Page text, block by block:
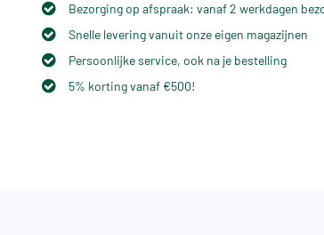
Bezorging op afspraak: vanaf 2 werkdagen
Snelle levering vanuit onze eigen magazijnen
Persoonlijke service, ook na je bestelling
5% korting vanaf €500!